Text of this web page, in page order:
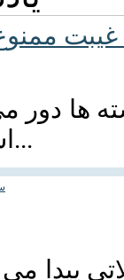
ها دور
است که از غیبت دوری کند...
پیدا